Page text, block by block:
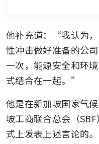
他补充道：“我认为
性冲击做好准备的公
一次，能源安全和环
式结合在一起。”
他是在新加坡国家气
坡工商联合总会（
式上发表上述言论的